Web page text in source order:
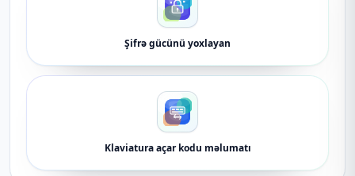
Şifrə gücünü yoxlayan
Klaviatura açar kodu məlumatı